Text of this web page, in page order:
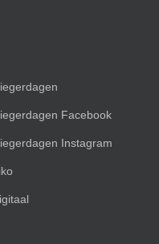
Facebook
Instagram